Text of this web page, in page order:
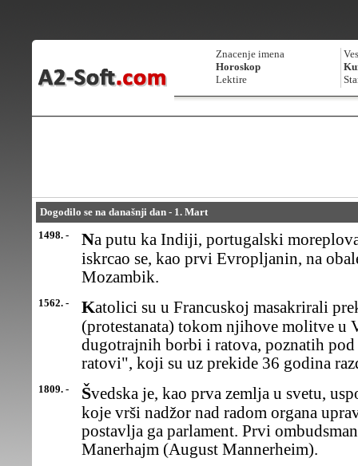
Znacenje imena
Horoskop
Lektire
Dogodilo se na današnji dan - 1. Mart
1498. -
Na putu ka Indiji, portugalski moreplovac Vasko da Gama (Vasco)
iskrcao se, kao prvi Evropljanin, na
Mozambik.
1562. - Katolici su u Francuskoj masakrirali preko hiljadu hugenota
(protestanata) tokom njihove molitve u
dugotrajnih borbi i ratova, poznatih
ratovi", koji su uz prekide 36 godina
1809. - Švedska je, kao prva zemlja u svetu, uspostavila ombudsmana, lice
koje vrši nadžor nad radom organa
postavlja ga parlament. Prvi
Manerhajm (August Mannerheim).